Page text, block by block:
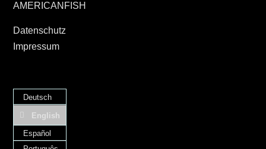
AMERICANFISH
Datenschutz
Impressum
Deutsch
English
Español